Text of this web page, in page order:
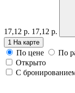
17,12 р. 17,12 р.
1 На карте
По цене
По
Открыто
С